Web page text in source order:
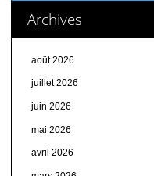
Archives
août 2026
juillet 2026
juin 2026
mai 2026
avril 2026